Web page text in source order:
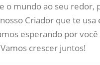
o mundo ao seu redor,
Criador que te usa
esperando por
crescer juntos!